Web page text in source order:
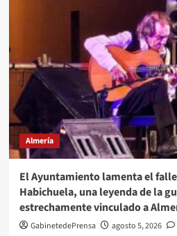
Manzano
30
de
promesas
incumplidas
de
Antonio
Bonilla»
Almería
El Ayuntamiento lamenta el
Habichuela, una leyenda de la
estrechamente vinculado a
GabinetedePrensa agosto 5, 2026